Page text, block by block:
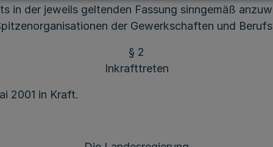
in der jeweils geltenden Fassung sinngemäß
der Gewerkschaften und
§ 2
Inkrafttreten
2001 in Kraft.